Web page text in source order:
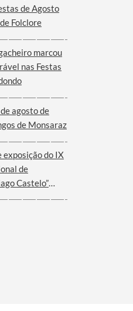
de Agosto
Folclore
marcou
nas Festas
agosto de
de Monsaraz
exposição do IX
de
Castelo”